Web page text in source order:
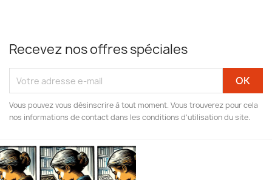
Recevez nos offres spéciales
Vous pouvez vous désinscrire à tout moment. Vous trouverez pour cela
nos informations de contact dans les conditions d'utilisation du site.